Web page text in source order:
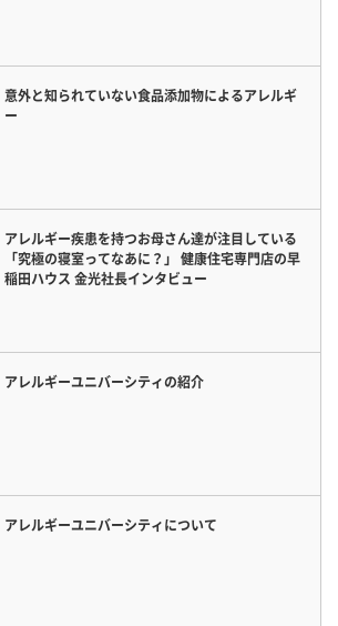
意外と知られていない食品添加物によるアレルギ
ー
アレルギー疾患を持つお母さん達が注目している
「究極の寝室ってなあに？」 健康住宅専門店の早
稲田ハウス 金光社長インタビュー
アレルギーユニバーシティの紹介
アレルギーユニバーシティについて